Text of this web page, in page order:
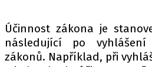
PIT LANE
Účinnost zákona je
následující po
zákonů. Například, při